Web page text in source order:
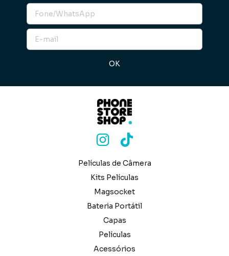
Películas de Câmera
Kits Películas
Magsocket
Bateria Portátil
Capas
Películas
Acessórios